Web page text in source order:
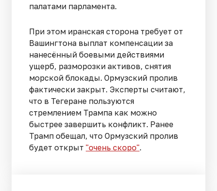
палатами парламента.
При этом иранская сторона требует от
Вашингтона выплат компенсации за
нанесённый боевыми действиями
ущерб, разморозки активов, снятия
морской блокады. Ормузский пролив
фактически закрыт. Эксперты считают,
что в Тегеране пользуются
стремлением Трампа как можно
быстрее завершить конфликт. Ранее
Трамп обещал, что Ормузский пролив
будет открыт "очень скоро".